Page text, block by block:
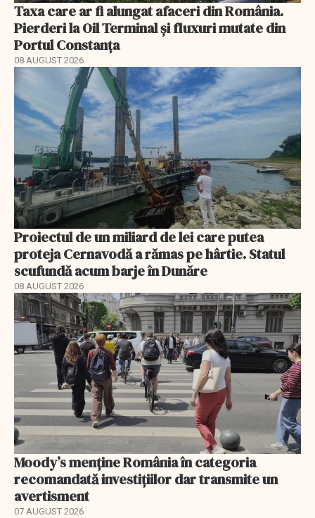
Taxa care ar fi alungat afaceri din România.
Pierderi la Oil Terminal și fluxuri mutate din
Portul Constanța
08 AUGUST 2026
Proiectul de un miliard de lei care putea
proteja Cernavodă a rămas pe hârtie. Statul
scufundă acum barje în Dunăre
08 AUGUST 2026
Moody’s menține România în categoria
recomandată investițiilor dar transmite un
avertisment
07 AUGUST 2026